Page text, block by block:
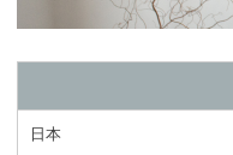
日本